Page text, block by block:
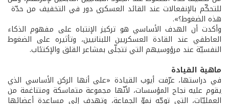
للتحكّم بالإنفعالات عند القائد العسكري دور في التخفيف من حدّة
هذه الضغوط؟».
وأكدت أن الهدف الأساسي هو تركيز الإنتباه على مفهوم الذكاء
العاطفي عند القادة العسكريين اللبنانيين، وتأثيره على الضغوط
النفسيّة عند مرؤوسيهم التي تتجلّى بمشاعر القلق والإكتئاب.
ماهية القيادة
في دراستها، عرّفت أيوب القيادة «على أنها الركن الأساسي الذي
يقوم عليه نجاح المؤسسات، لأنّها مجموعة متماسكة ومتناغمة من
العمليّات، التي توجّه نموّ الجماعة، وتهدف إلى مساعدة أعضائها